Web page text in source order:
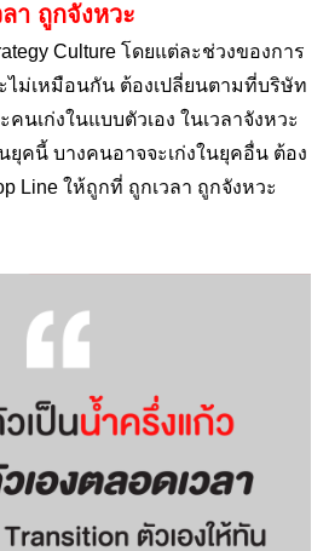
ลา ถูกจังหวะ
Culture โดยแต่ละช่วงของการ
ม่เหมือนกัน ต้องเปลี่ยนตามที่บริษัท
คนเก่งในแบบตัวเอง ในเวลาจังหวะ
ยุคนี้ บางคนอาจจะเก่งในยุคอื่น ต้อง
Line ให้ถูกที่ ถูกเวลา ถูกจังหวะ